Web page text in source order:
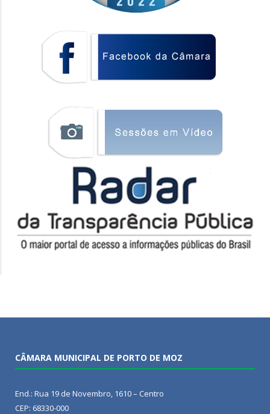
CÂMARA MUNICIPAL DE PORTO DE MOZ
End.: Rua 19 de Novembro, 1610 – Centro
CEP: 68330-000